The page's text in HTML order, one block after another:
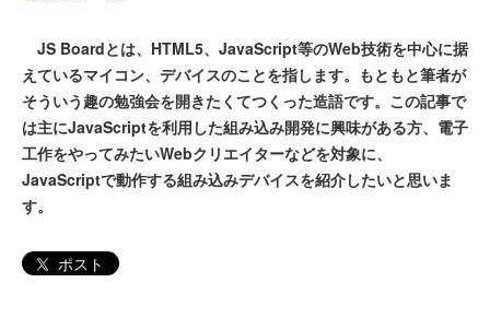
JS Boardとは、HTML5、JavaScript等のWeb技術を中心に据
えているマイコン、デバイスのことを指します。もともと筆者が
そういう趣の勉強会を開きたくてつくった造語です。この記事で
は主にJavaScriptを利用した組み込み開発に興味がある方、電子
工作をやってみたいWebクリエイターなどを対象に、
JavaScriptで動作する組み込みデバイスを紹介したいと思いま
す。
ポスト